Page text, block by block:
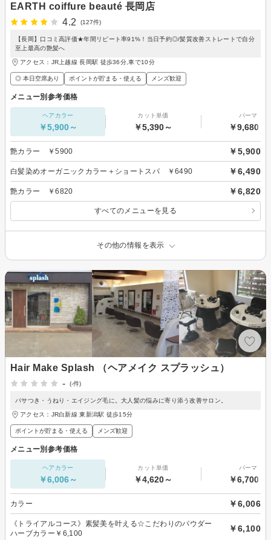
EARTH coiffure beauté 長岡店
4.2
(127件)
【長岡】口コミ高評価★年間リピート率91%！当日予約◎/髪質改善ストレートで自分
至上最高の艶髪へ
アクセス：JR上越線 長岡駅 徒歩36分,車で10分
◎ 本日空席あり ポイントが貯まる・使える メンズ歓迎
メニュー別参考価格
ヘアカラー
￥5,900～
カット単価
￥5,390～
パーマ
￥9,680～
艶カラー ￥5900 ￥5,900
白髪染めオーガニックカラー＋ショートスパ ￥6490 ￥6,490
艶カラー ￥6820 ￥6,820
すべてのメニューを見る
その他の情報を表示
Hair Make Splash （ヘアメイク スプラッシュ）
-
(-件)
パサつき・うねり・エイジング毛に。大人髪の悩みに寄り添う改善サロン。
アクセス：JR白新線 東新潟駅 徒歩15分
ポイントが貯まる・使える メンズ歓迎
メニュー別参考価格
ヘアカラー
￥6,006～
カット単価
￥4,620～
パーマ
￥6,700～
カラー ￥6,006
《トライアルコース》素髪美を叶える☆こだわりのパウダー
ハーブカラー￥6,100
￥6,100